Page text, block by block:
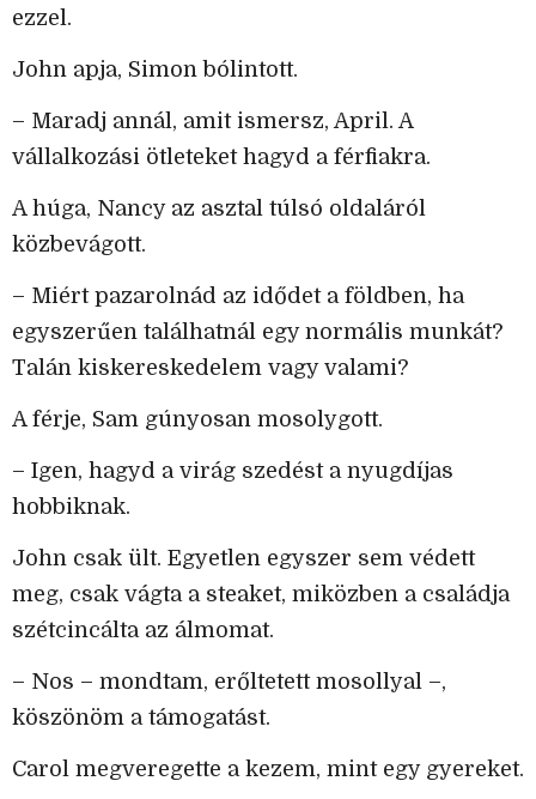
ezzel.
John apja, Simon bólintott.
– Maradj annál, amit ismersz, April. A
vállalkozási ötleteket hagyd a férfiakra.
A húga, Nancy az asztal túlsó oldaláról
közbevágott.
– Miért pazarolnád az idődet a földben, ha
egyszerűen találhatnál egy normális munkát?
Talán kiskereskedelem vagy valami?
A férje, Sam gúnyosan mosolygott.
– Igen, hagyd a virág szedést a nyugdíjas
hobbiknak.
John csak ült. Egyetlen egyszer sem védett
meg, csak vágta a steaket, miközben a családja
szétcincálta az álmomat.
– Nos – mondtam, erőltetett mosollyal –,
köszönöm a támogatást.
Carol megveregette a kezem, mint egy gyereket.